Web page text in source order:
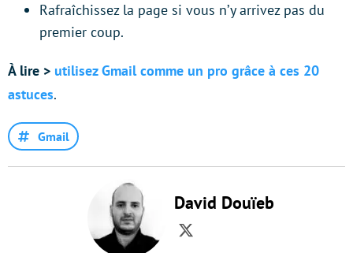
Rafraîchissez la page si vous n’y arrivez pas du
premier coup.
À lire > utilisez Gmail comme un pro grâce à ces 20
astuces.
Gmail
David Douïeb
Twitter